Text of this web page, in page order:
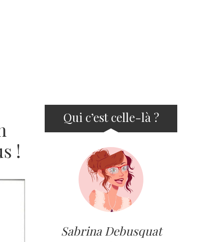
!
Qui c’est celle-là ?
Sabrina Debusquat